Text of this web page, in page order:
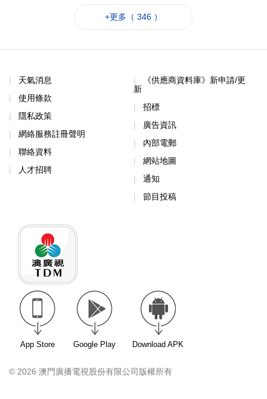
+更多（ 346 ）
天氣消息
使用條款
隱私政策
網絡服務註冊聲明
聯絡資料
人才招聘
《供應商資料庫》新申請/更
新
招標
廣告資訊
內部電郵
網站地圖
通知
節目投稿
App Store Google Play Download APK
© 2026 澳門廣播電視股份有限公司版權所有